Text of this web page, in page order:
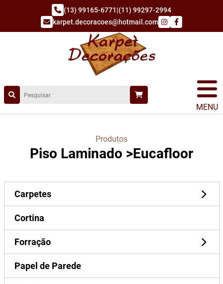
(13) 99165-6771|(11) 99297-2994
karpet.decoracoes@hotmail.com
MENU
Produtos
Piso Laminado >Eucafloor
Carpetes
Cortina
Forração
Papel de Parede